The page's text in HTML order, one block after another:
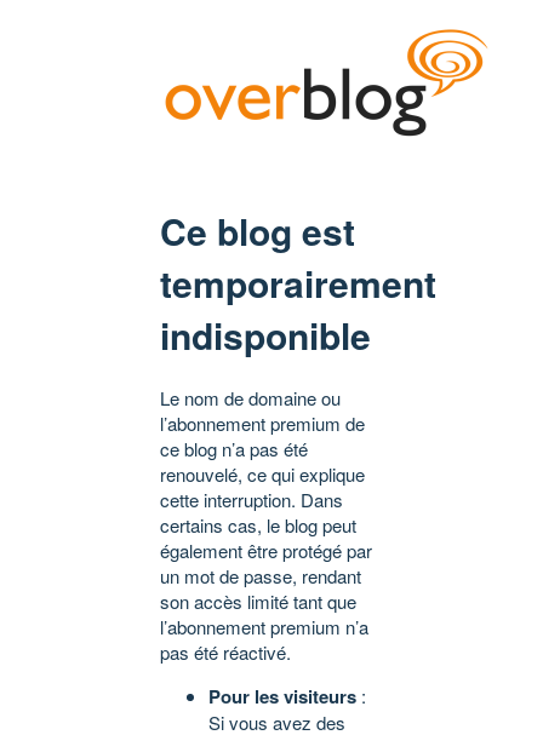
Ce blog est
temporairement
indisponible
Le nom de domaine ou
l’abonnement premium de
ce blog n’a pas été
renouvelé, ce qui explique
cette interruption. Dans
certains cas, le blog peut
également être protégé par
un mot de passe, rendant
son accès limité tant que
l’abonnement premium n’a
pas été réactivé.
Pour les visiteurs :
Si vous avez des